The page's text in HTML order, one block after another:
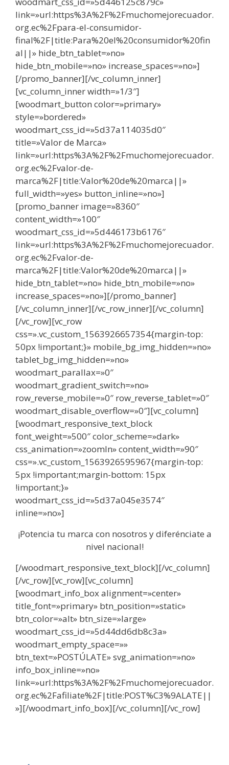
link=»url:https%3A%2F%2Fmuchomejorecuador.
org.ec%2Fpara-el-consumidor-
final%2F|title:Para%20el%20consumidor%20fin
al||» hide_btn_tablet=»no»
hide_btn_mobile=»no» increase_spaces=»no»]
[/promo_banner][/vc_column_inner]
[vc_column_inner width=»1/3″]
[woodmart_button color=»primary»
style=»bordered»
woodmart_css_id=»5d37a114035d0″
title=»Valor de Marca»
link=»url:https%3A%2F%2Fmuchomejorecuador.
org.ec%2Fvalor-de-
marca%2F|title:Valor%20de%20marca||»
full_width=»yes» button_inline=»no»]
[promo_banner image=»8360″
content_width=»100″
woodmart_css_id=»5d446173b6176″
link=»url:https%3A%2F%2Fmuchomejorecuador.
org.ec%2Fvalor-de-
marca%2F|title:Valor%20de%20marca||»
hide_btn_tablet=»no» hide_btn_mobile=»no»
increase_spaces=»no»][/promo_banner]
[/vc_column_inner][/vc_row_inner][/vc_column]
[/vc_row][vc_row
css=».vc_custom_1563926657354{margin-top:
50px !important;}» mobile_bg_img_hidden=»no»
tablet_bg_img_hidden=»no»
woodmart_parallax=»0″
woodmart_gradient_switch=»no»
row_reverse_mobile=»0″ row_reverse_tablet=»0″
woodmart_disable_overflow=»0″][vc_column]
[woodmart_responsive_text_block
font_weight=»500″ color_scheme=»dark»
css_animation=»zoomIn» content_width=»90″
css=».vc_custom_1563926595967{margin-top:
5px !important;margin-bottom: 15px
!important;}»
woodmart_css_id=»5d37a045e3574″
inline=»no»]
¡Potencia tu marca con nosotros y diferénciate a
nivel nacional!
[/woodmart_responsive_text_block][/vc_column]
[/vc_row][vc_row][vc_column]
[woodmart_info_box alignment=»center»
title_font=»primary» btn_position=»static»
btn_color=»alt» btn_size=»large»
woodmart_css_id=»5d44dd6db8c3a»
woodmart_empty_space=»»
btn_text=»POSTÚLATE» svg_animation=»no»
info_box_inline=»no»
link=»url:https%3A%2F%2Fmuchomejorecuador.
org.ec%2Fafiliate%2F|title:POST%C3%9ALATE||
»][/woodmart_info_box][/vc_column][/vc_row]